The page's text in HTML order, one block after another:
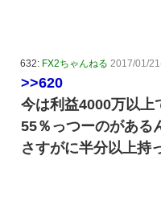
632: FX2ちゃんねる 2017/01/
>>620
今は利益4000万以上
55％っつーのがある
さすがに半分以上持